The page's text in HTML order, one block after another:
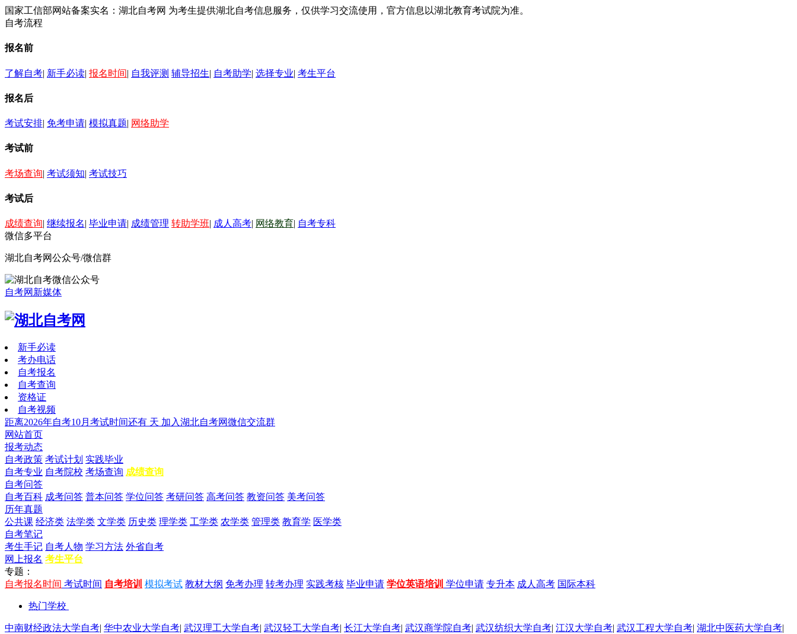
国家工信部网站备案实名：湖北自考网 为考生提供湖北自考信息服务，仅供学习交流使用，官方信息以湖北教育考试院为准。
自考流程
报名前
了解自考| 新手必读| 报名时间| 自我评测 辅导招生| 自考助学| 选择专业| 考生平台
报名后
考试安排| 免考申请| 模拟真题| 网络助学
考试前
考场查询| 考试须知| 考试技巧
考试后
成绩查询| 继续报名| 毕业申请| 成绩管理 转助学班| 成人高考| 网络教育| 自考专科
微信多平台
湖北自考网公众号/微信群
自考网新媒体
新手必读
考办电话
自考报名
自考查询
资格证
自考视频
距离2026年自考10月考试时间还有 天 加入湖北自考网微信交流群
网站首页
报考动态
自考政策 考试计划 实践毕业
自考专业 自考院校 考场查询 成绩查询
自考问答
自考百科 成考问答 普本问答 学位问答 考研问答 高考问答 教资问答 美考问答
历年真题
公共课 经济类 法学类 文学类 历史类 理学类 工学类 农学类 管理类 教育学 医学类
自考笔记
考生手记 自考人物 学习方法 外省自考
网上报名 考生平台
专题：
自考报名时间 考试时间 自考培训 模拟考试 教材大纲 免考办理 转考办理 实践考核 毕业申请 学位英语培训 学位申请 专升本 成人高考 国际本科
热门学校
中南财经政法大学自考| 华中农业大学自考| 武汉理工大学自考| 武汉轻工大学自考| 长江大学自考| 武汉商学院自考| 武汉纺织大学自考| 江汉大学自考| 武汉工程大学自考| 湖北中医药大学自考|